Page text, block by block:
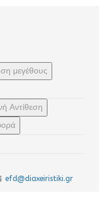
μεγέθους
Αντίθεση
efd@diaxeiristiki.gr